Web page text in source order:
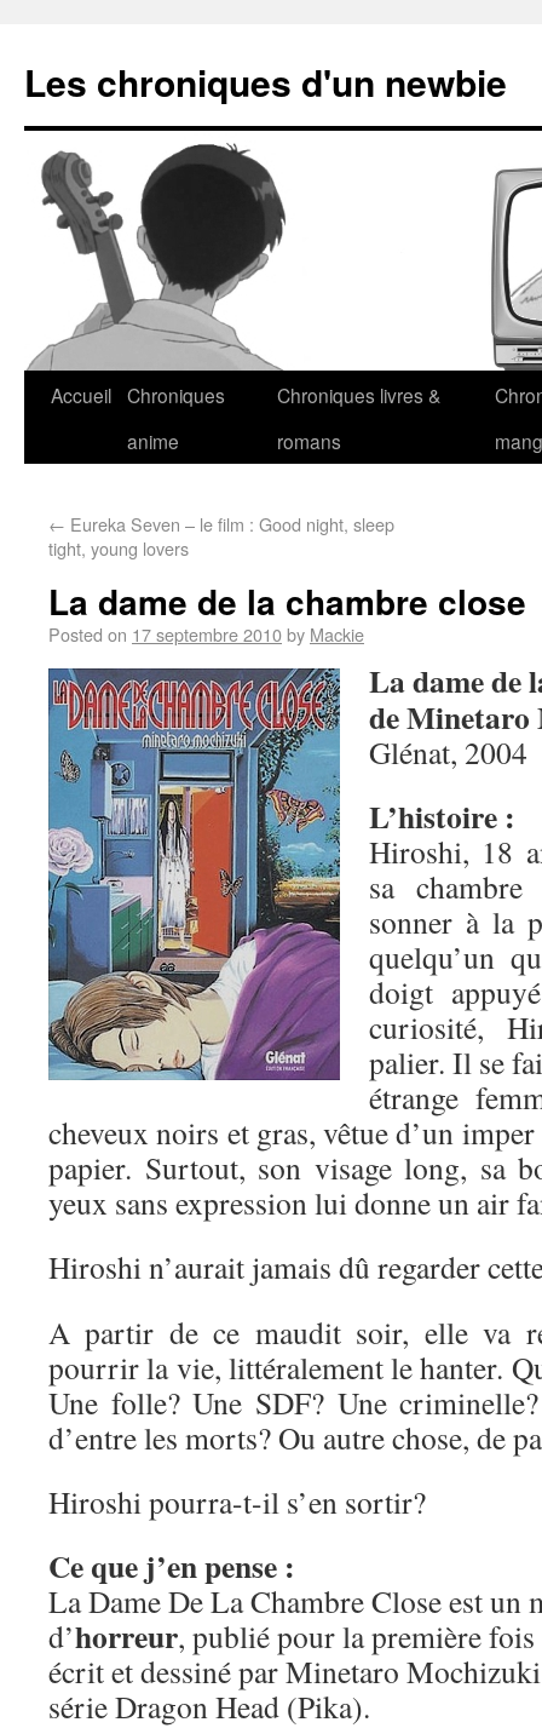
Les chroniques d'un newbie
Accueil Chroniques
anime
Chroniques livres &
romans
← Eureka Seven – le film : Good night, sleep
tight, young lovers
La dame de la chambre close
Posted on 17 septembre 2010by Mackie
La dame de
de
Glénat, 2004
L’histoire :
Hiroshi, 18
sa
sonner à la
quelqu’un
doigt
curiosité,
palier. Il se
étrange
cheveux noirs et gras, vêtue d’un
papier. Surtout, son visage long, sa
yeux sans expression lui donne un air
Hiroshi n’aurait jamais dû regarder
A partir de ce maudit soir, elle va
pourrir la vie, littéralement le hanter.
Une folle? Une SDF? Une
d’entre les morts? Ou autre chose, de
Hiroshi pourra-t-il s’en sortir?
Ce que j’en pense :
La Dame De La Chambre Close est un
d’horreur, publié pour la première fois
écrit et dessiné par Minetaro
série Dragon Head (Pika).